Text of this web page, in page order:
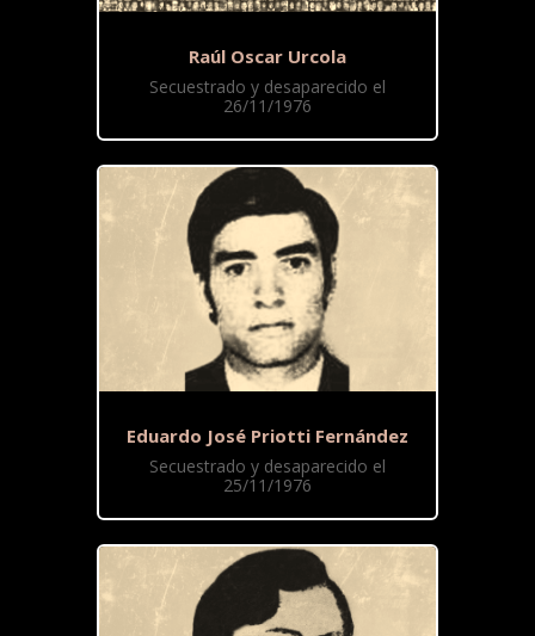
Raúl Oscar Urcola
Secuestrado y desaparecido el
26/11/1976
Eduardo José Priotti Fernández
Secuestrado y desaparecido el
25/11/1976